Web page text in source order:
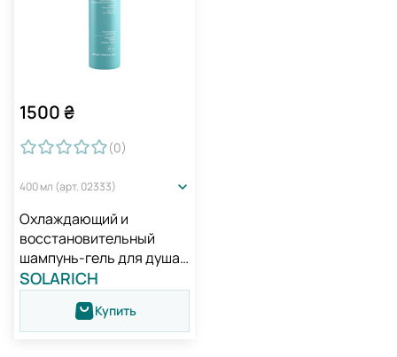
1500₴
(0)
400 мл (арт. 02333)
Охлаждающий и
восстановительный
шампунь-гель для душа /
Medavita Solarich
Shampoo-Doccia
Ristrutturante Doposole
SOLARICH
Купить